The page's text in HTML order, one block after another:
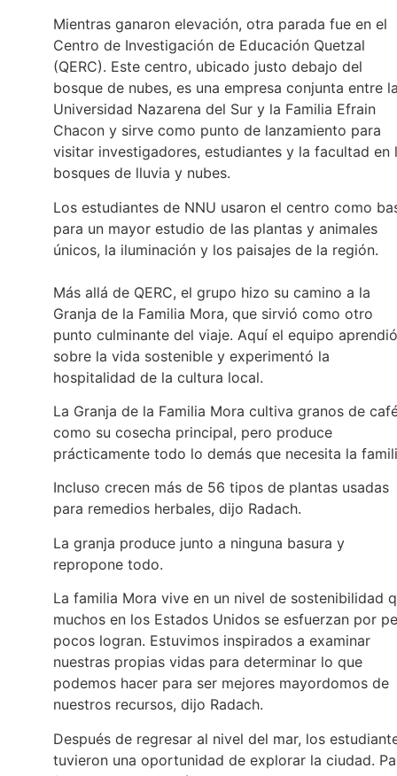
Mientras ganaron elevación, otra parada fue en el
Centro de Investigación de Educación Quetzal
(QERC). Este centro, ubicado justo debajo del
bosque de nubes, es una empresa conjunta entre
Universidad Nazarena del Sur y la Familia Efrain
Chacon y sirve como punto de lanzamiento para
visitar investigadores, estudiantes y la facultad en
bosques de lluvia y nubes.
Los estudiantes de NNU usaron el centro como
para un mayor estudio de las plantas y animales
únicos, la iluminación y los paisajes de la región.
Más allá de QERC, el grupo hizo su camino a la
Granja de la Familia Mora, que sirvió como otro
punto culminante del viaje. Aquí el equipo aprendió
sobre la vida sostenible y experimentó la
hospitalidad de la cultura local.
La Granja de la Familia Mora cultiva granos de
como su cosecha principal, pero produce
prácticamente todo lo demás que necesita la
Incluso crecen más de 56 tipos de plantas usadas
para remedios herbales, dijo Radach.
La granja produce junto a ninguna basura y
repropone todo.
La familia Mora vive en un nivel de sostenibilidad
muchos en los Estados Unidos se esfuerzan por
pocos logran. Estuvimos inspirados a examinar
nuestras propias vidas para determinar lo que
podemos hacer para ser mejores mayordomos de
nuestros recursos, dijo Radach.
Después de regresar al nivel del mar, los
tuvieron una oportunidad de explorar la ciudad.